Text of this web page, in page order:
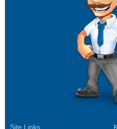
Site Links